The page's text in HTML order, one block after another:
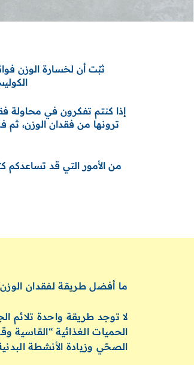
ثبُت أن لخسارة الوزن
إذا كنتم تفكرون في محاولة
ترونها من فقدان الوزن،
من الأمور التي قد تساعدكم
ما أفضل طريقة لفقدان
لا توجد طريقة واحدة تلائم
الحميات الغذائية “القاسية
الصحّي وزيادة الأنشطة